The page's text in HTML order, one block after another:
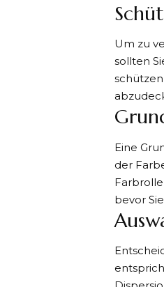
Um zu
sollten
Eine
der
bevor